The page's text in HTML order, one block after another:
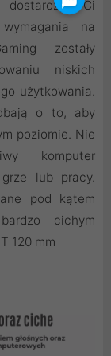
dostarczyć Ci
na
zostały
niskich
użytkowania.
o to, aby
poziomie. Nie
komputer
lub pracy.
pod kątem
cichym
120 mm